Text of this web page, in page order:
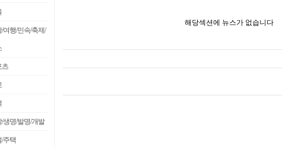
/여행/민속/축제/
츠
생명/발명/개발
/주택
해당섹션에 뉴스가 없습니다